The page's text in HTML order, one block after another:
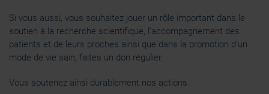
Si vous aussi, vous souhaitez jouer un rôle important dans le
soutien à la recherche scientifique, l’accompagnement des
patients et de leurs proches ainsi que dans la promotion d’un
mode de vie sain, faites un don régulier.
Vous soutenez ainsi durablement nos actions.